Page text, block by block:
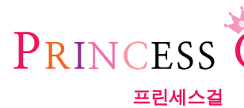
프린세스걸